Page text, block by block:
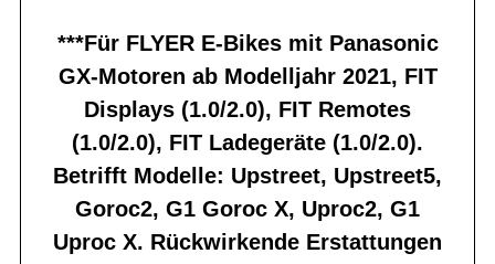
***Für FLYER E-Bikes mit Panasonic
GX-Motoren ab Modelljahr 2021, FIT
Displays (1.0/2.0), FIT Remotes
(1.0/2.0), FIT Ladegeräte (1.0/2.0).
Betrifft Modelle: Upstreet, Upstreet5,
Goroc2, G1 Goroc X, Uproc2, G1
Uproc X. Rückwirkende Erstattungen